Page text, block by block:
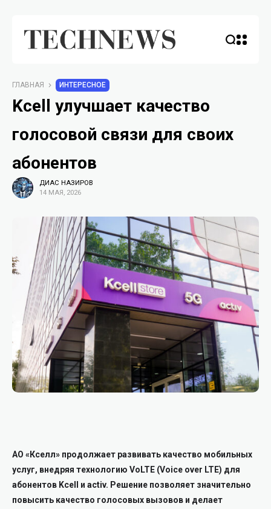
ГЛАВНАЯ ИНТЕРЕСНОЕ
Kcell улучшает качество
голосовой связи для своих
абонентов
ДИАС НАЗИРОВ
14 МАЯ, 2026
АО «Кселл» продолжает развивать качество мобильных
услуг, внедряя технологию VoLTE (Voice over LTE) для
абонентов Kcell и activ. Решение позволяет значительно
повысить качество голосовых вызовов и делает